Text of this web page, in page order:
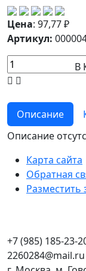
Цена: 97,77₽
Артикул:
В
Описание
Описание
Карта сайта
Обратная
Разместить
+7 (985) 185-23-
2260284@mail.ru